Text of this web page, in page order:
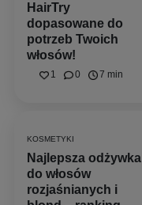
HairTry
dopasowane do
potrzeb Twoich
włosów!
1 0 7 min
KOSMETYKI
Najlepsza odżywka
do włosów
rozjaśnianych i